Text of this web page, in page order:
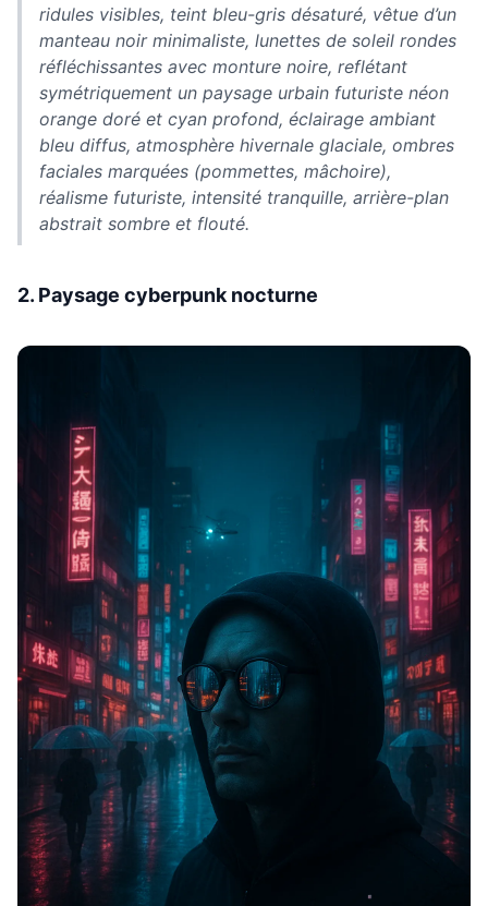
ridules visibles, teint bleu-gris désaturé, vêtue d’un
manteau noir minimaliste, lunettes de soleil rondes
réfléchissantes avec monture noire, reflétant
symétriquement un paysage urbain futuriste néon
orange doré et cyan profond, éclairage ambiant
bleu diffus, atmosphère hivernale glaciale, ombres
faciales marquées (pommettes, mâchoire),
réalisme futuriste, intensité tranquille, arrière-plan
abstrait sombre et flouté.
2. Paysage cyberpunk nocturne